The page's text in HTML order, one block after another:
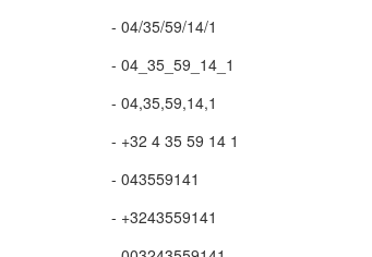
- 04/35/59/14/1
- 04_35_59_14_1
- 04,35,59,14,1
- +32 4 35 59 14 1
- 043559141
- +3243559141